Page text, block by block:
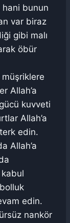
bunun
var biraz
gibi malı
öbür
Allah’a
kuvveti
Allah’a
edin.
Allah’a
kabul
edin.
nankör